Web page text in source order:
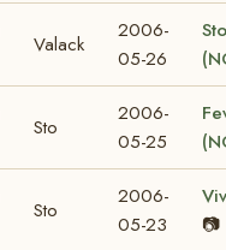
Valack
2006-
05-26
Sto
2006-
05-25
Sto
2006-
05-23
📷